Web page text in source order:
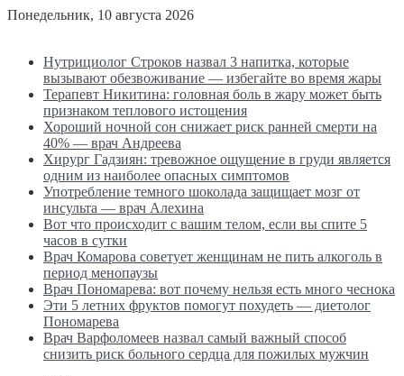
Понедельник, 10 августа 2026
Нутрициолог Строков назвал 3 напитка, которые
вызывают обезвоживание — избегайте во время жары
Терапевт Никитина: головная боль в жару может быть
признаком теплового истощения
Хороший ночной сон снижает риск ранней смерти на
40% — врач Андреева
Хирург Гадзиян: тревожное ощущение в груди является
одним из наиболее опасных симптомов
Употребление темного шоколада защищает мозг от
инсульта — врач Алехина
Вот что происходит с вашим телом, если вы спите 5
часов в сутки
Врач Комарова советует женщинам не пить алкоголь в
период менопаузы
Врач Пономарева: вот почему нельзя есть много чеснока
Эти 5 летних фруктов помогут похудеть — диетолог
Пономарева
Врач Варфоломеев назвал самый важный способ
снизить риск больного сердца для пожилых мужчин